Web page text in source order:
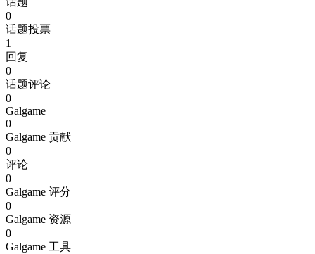
0
话题投票
1
回复
0
话题评论
0
Galgame
0
Galgame 贡献
0
评论
0
Galgame 评分
0
Galgame 资源
0
Galgame 工具